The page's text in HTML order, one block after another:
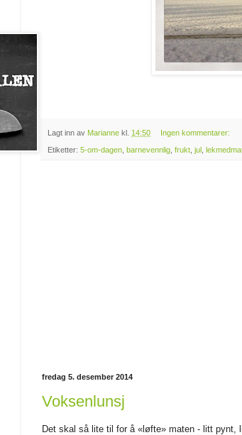
Lagt inn av Marianne kl. 14:50 Ingen kommentarer:
Etiketter: 5-om-dagen barnevennlig frukt jul
fredag 5. desember 2014
Voksenlunsj
Det skal så lite til for å «løfte» maten - litt pynt,